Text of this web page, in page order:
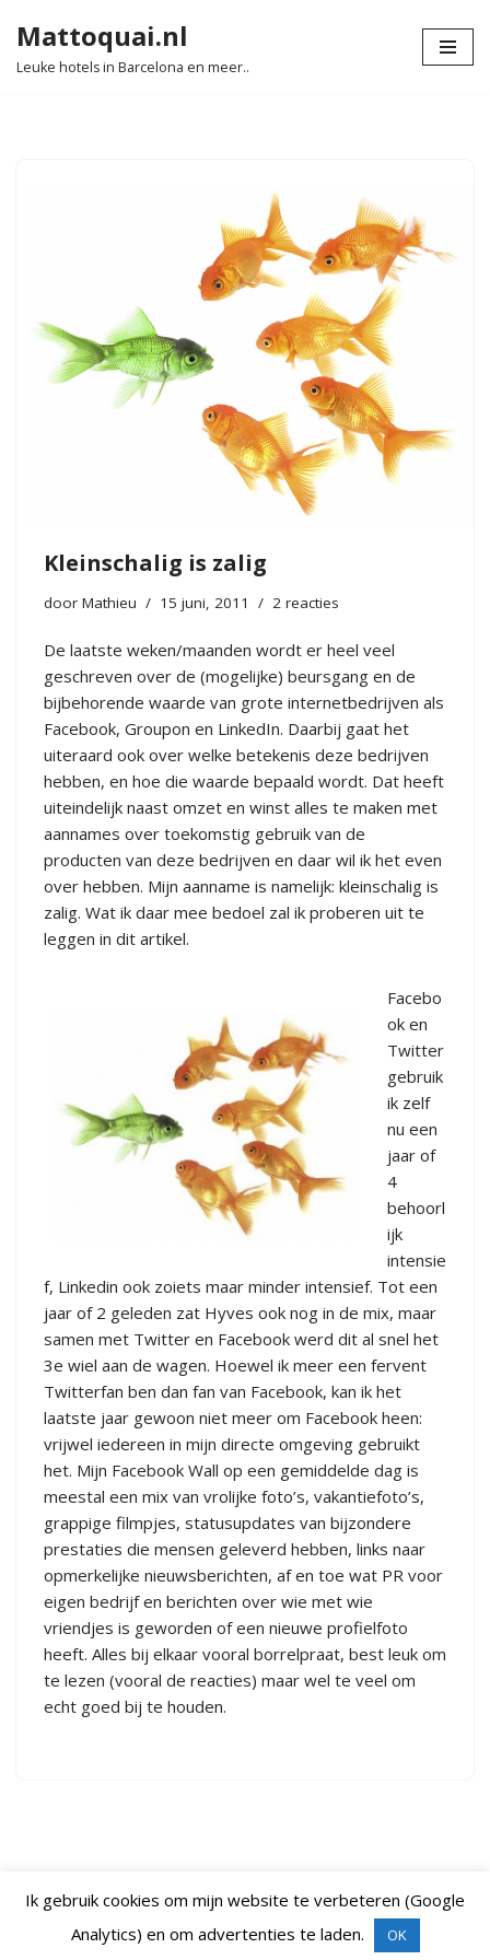
Ga
Mattoquai.nl
Leuke hotels in Barcelona en meer..
Kleinschalig is zalig
door Mathieu 15 juni, 2011 2 reacties
De laatste weken/maanden wordt er heel veel
geschreven over de (mogelijke) beursgang en de
bijbehorende waarde van grote internetbedrijven als
Facebook, Groupon en LinkedIn. Daarbij gaat het
uiteraard ook over welke betekenis deze bedrijven
hebben, en hoe die waarde bepaald wordt. Dat heeft
uiteindelijk naast omzet en winst alles te maken met
aannames over toekomstig gebruik van de
producten van deze bedrijven en daar wil ik het even
over hebben. Mijn aanname is namelijk: kleinschalig is
zalig. Wat ik daar mee bedoel zal ik proberen uit te
leggen in dit artikel.
Facebo
ok en
Twitter
gebruik
ik zelf
nu een
jaar of
4
behoorl
ijk
intensie
f, Linkedin ook zoiets maar minder intensief. Tot een
jaar of 2 geleden zat Hyves ook nog in de mix, maar
samen met Twitter en Facebook werd dit al snel het
3e wiel aan de wagen. Hoewel ik meer een fervent
Twitterfan ben dan fan van Facebook, kan ik het
laatste jaar gewoon niet meer om Facebook heen:
vrijwel iedereen in mijn directe omgeving gebruikt
het. Mijn Facebook Wall op een gemiddelde dag is
meestal een mix van vrolijke foto’s, vakantiefoto’s,
grappige filmpjes, statusupdates van bijzondere
prestaties die mensen geleverd hebben, links naar
opmerkelijke nieuwsberichten, af en toe wat PR voor
eigen bedrijf en berichten over wie met wie
vriendjes is geworden of een nieuwe profielfoto
heeft. Alles bij elkaar vooral borrelpraat, best leuk om
te lezen (vooral de reacties) maar wel te veel om
echt goed bij te houden.
Neve| Mogelijk gemaakt door WordPress
Ik gebruik cookies om mijn website te verbeteren (Google
Analytics) en om advertenties te laden.
OK